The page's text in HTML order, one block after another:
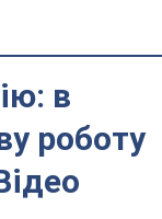
в
роботу